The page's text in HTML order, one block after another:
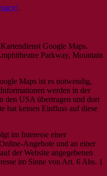
.
Google Maps.
Parkway, Mountain
Maps ist es notwendig,
werden in der
den USA übertragen und dort
hat keinen Einfluss auf diese
im Interesse einer
Angebote und an einer
der Website angegebenen
im Sinne von Art. 6 Abs. 1